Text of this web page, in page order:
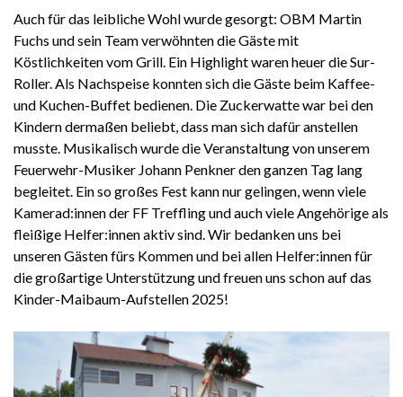
Auch für das leibliche Wohl wurde gesorgt: OBM Martin
Fuchs und sein Team verwöhnten die Gäste mit
Köstlichkeiten vom Grill. Ein Highlight waren heuer die Sur-
Roller. Als Nachspeise konnten sich die Gäste beim Kaffee-
und Kuchen-Buffet bedienen. Die Zuckerwatte war bei den
Kindern dermaßen beliebt, dass man sich dafür anstellen
musste. Musikalisch wurde die Veranstaltung von unserem
Feuerwehr-Musiker Johann Penkner den ganzen Tag lang
begleitet. Ein so großes Fest kann nur gelingen, wenn viele
Kamerad:innen der FF Treffling und auch viele Angehörige als
fleißige Helfer:innen aktiv sind. Wir bedanken uns bei
unseren Gästen fürs Kommen und bei allen Helfer:innen für
die großartige Unterstützung und freuen uns schon auf das
Kinder-Maibaum-Aufstellen 2025!